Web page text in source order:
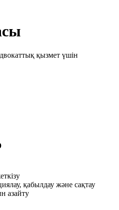
қызмет үшін
қабылдау және сақтау
азайту